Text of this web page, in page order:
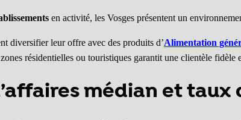
en activité, les Vosges présentent un
diversifier leur offre avec des produits d’Alimentation
résidentielles ou touristiques garantit une clientèle fidèle
médian et taux